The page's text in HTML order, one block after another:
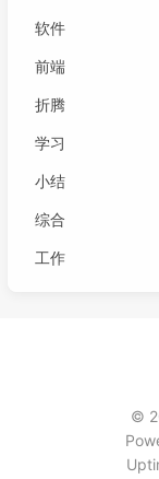
软件
前端
折腾
学习
小结
综合
工作
©